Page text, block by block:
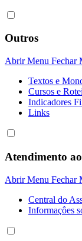
Outros
Abrir Menu Fechar
Textos e
Cursos e
Indicadores
Links
Atendimento
Abrir Menu Fechar
Central do
Informaçôes